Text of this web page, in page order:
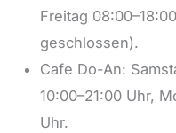
Freitag
geschlossen).
Cafe Do-An:
10:00–21:00 Uhr,
Uhr.